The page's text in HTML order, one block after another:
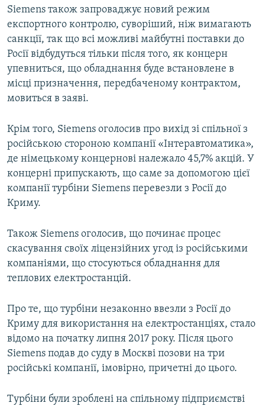
Siemens також запроваджує новий режим
експортного контролю, суворіший, ніж вимагають
санкції, так що всі можливі майбутні поставки до
Росії відбудуться тільки після того, як концерн
упевниться, що обладнання буде встановлене в
місці призначення, передбаченому контрактом,
мовиться в заяві.
Крім того, Siemens оголосив про вихід зі спільної з
російською стороною компанії «Інтеравтоматика»,
де німецькому концернові належало 45,7% акцій. У
концерні припускають, що саме за допомогою цієї
компанії турбіни Siemens перевезли з Росії до
Криму.
Також Siemens оголосив, що починає процес
скасування своїх ліцензійних угод із російськими
компаніями, що стосуються обладнання для
теплових електростанцій.
Про те, що турбіни незаконно ввезли з Росії до
Криму для використання на електростанціях, стало
відомо на початку липня 2017 року. Після цього
Siemens подав до суду в Москві позови на три
російські компанії, імовірно, причетні до цього.
Турбіни були зроблені на спільному підприємстві